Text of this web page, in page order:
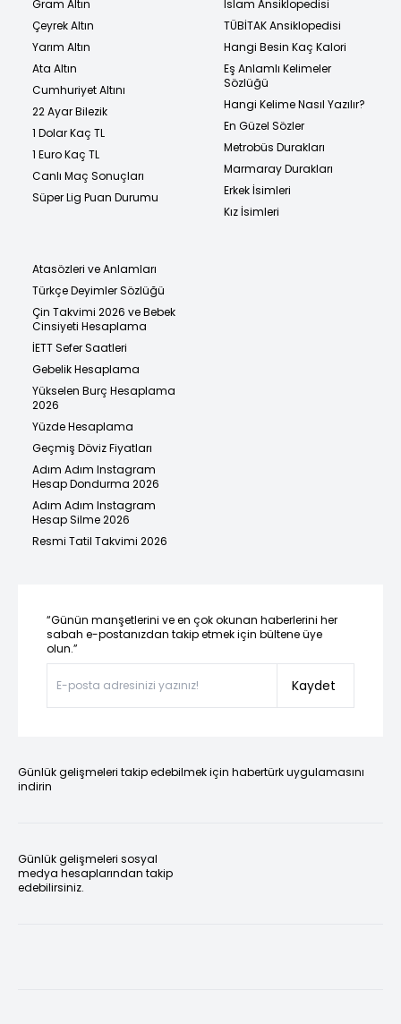
Gram Altın
Çeyrek Altın
Yarım Altın
Ata Altın
Cumhuriyet Altını
22 Ayar Bilezik
1 Dolar Kaç TL
1 Euro Kaç TL
Canlı Maç Sonuçları
Süper Lig Puan Durumu
İslam Ansiklopedisi
TÜBİTAK Ansiklopedisi
Hangi Besin Kaç Kalori
Eş Anlamlı Kelimeler
Sözlüğü
Hangi Kelime Nasıl Yazılır?
En Güzel Sözler
Metrobüs Durakları
Marmaray Durakları
Erkek İsimleri
Kız İsimleri
Atasözleri ve Anlamları
Türkçe Deyimler Sözlüğü
Çin Takvimi 2026 ve Bebek
Cinsiyeti Hesaplama
İETT Sefer Saatleri
Gebelik Hesaplama
Yükselen Burç Hesaplama
2026
Yüzde Hesaplama
Geçmiş Döviz Fiyatları
Adım Adım Instagram
Hesap Dondurma 2026
Adım Adım Instagram
Hesap Silme 2026
Resmi Tatil Takvimi 2026
“Günün manşetlerini ve en çok okunan haberlerini her
sabah e-postanızdan takip etmek için bültene üye
olun.”
Kaydet
Günlük gelişmeleri takip edebilmek için habertürk uygulamasını
indirin
Günlük gelişmeleri sosyal
medya hesaplarından takip
edebilirsiniz.